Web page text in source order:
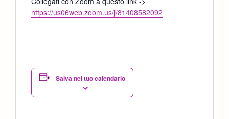
https://us06web.zoom.us/j/81408582092
Salva nel tuo calendario